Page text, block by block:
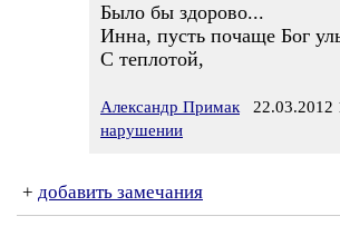
Было бы здорово...
Инна, пусть почаще Бог
С теплотой,
Александр Примак 22.03.2012
нарушении
+ добавить замечания